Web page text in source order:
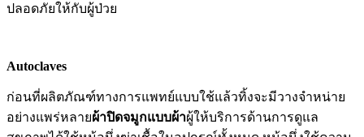
ปลอดภัยให้กับผู้ป่วย
Autoclaves
ก่อนที่ผลิตภัณฑ์ทางการแพทย์แบบใช้แล้วทิ้งจะมีวางจำหน่าย
อย่างแพร่หลายผ้าปิดจมูกแบบผ้าผู้ให้บริการด้านการดูแล